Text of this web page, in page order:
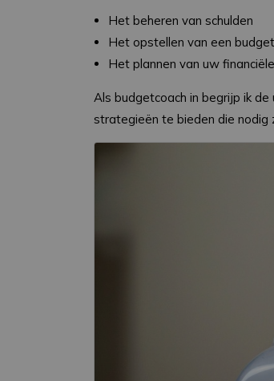
Het beheren van schulden
Het opstellen van een budget
Het plannen van uw
Als budgetcoach in begrijp ik
strategieën te bieden die nodig